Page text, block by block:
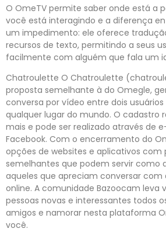
O OmeTV permite saber onde está a
você está interagindo e a diferença
um impedimento: ele oferece
recursos de texto, permitindo a seus
facilmente com alguém que fala um
Chatroulette O Chatroulette
proposta semelhante à do Omegle,
conversa por vídeo entre dois
qualquer lugar do mundo. O cadastro
mais e pode ser realizado através de
Facebook. Com o encerramento do
opções de websites e aplicativos com
semelhantes que podem servir como
aqueles que apreciam conversar com
online. A comunidade Bazoocam leva
pessoas novas e interessantes todos
amigos e namorar nesta plataforma
você.